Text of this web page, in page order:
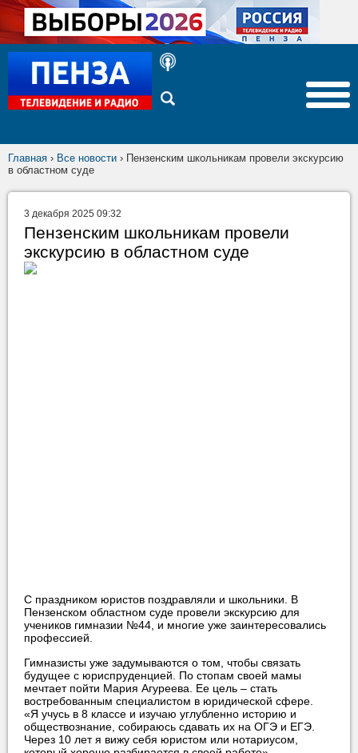
Главная › Все новости › Пензенским школьникам провели экскурсию
в областном суде
3 декабря 2025 09:32
Пензенским школьникам провели
экскурсию в областном суде
С праздником юристов поздравляли и школьники. В
Пензенском областном суде провели экскурсию для
учеников гимназии №44, и многие уже заинтересовались
профессией.
Гимназисты уже задумываются о том, чтобы связать
будущее с юриспруденцией. По стопам своей мамы
мечтает пойти Мария Агуреева. Ее цель – стать
востребованным специалистом в юридической сфере.
«Я учусь в 8 классе и изучаю углубленно историю и
обществознание, собираюсь сдавать их на ОГЭ и ЕГЭ.
Через 10 лет я вижу себя юристом или нотариусом,